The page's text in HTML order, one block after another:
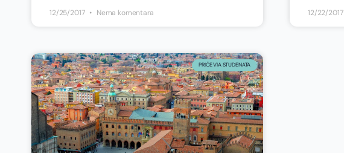
12/25/2017 Nema komentara 12/22/2017
PRIČE VIA STUDENATA